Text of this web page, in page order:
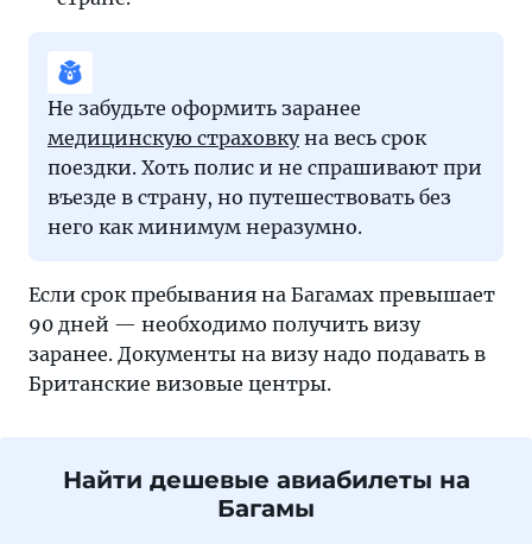
Не забудьте оформить заранее
медицинскую страховкуна весь срок
поездки. Хоть полис и не спрашивают при
въезде в страну, но путешествовать без
него как минимум неразумно.
Если срок пребывания на Багамах превышает
90 дней — необходимо получить визу
заранее. Документы на визу надо подавать в
Британские визовые центры.
Найти дешевые авиабилеты на
Багамы